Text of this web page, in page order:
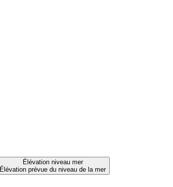
Élévation niveau mer
Élévation prévue du niveau de la mer